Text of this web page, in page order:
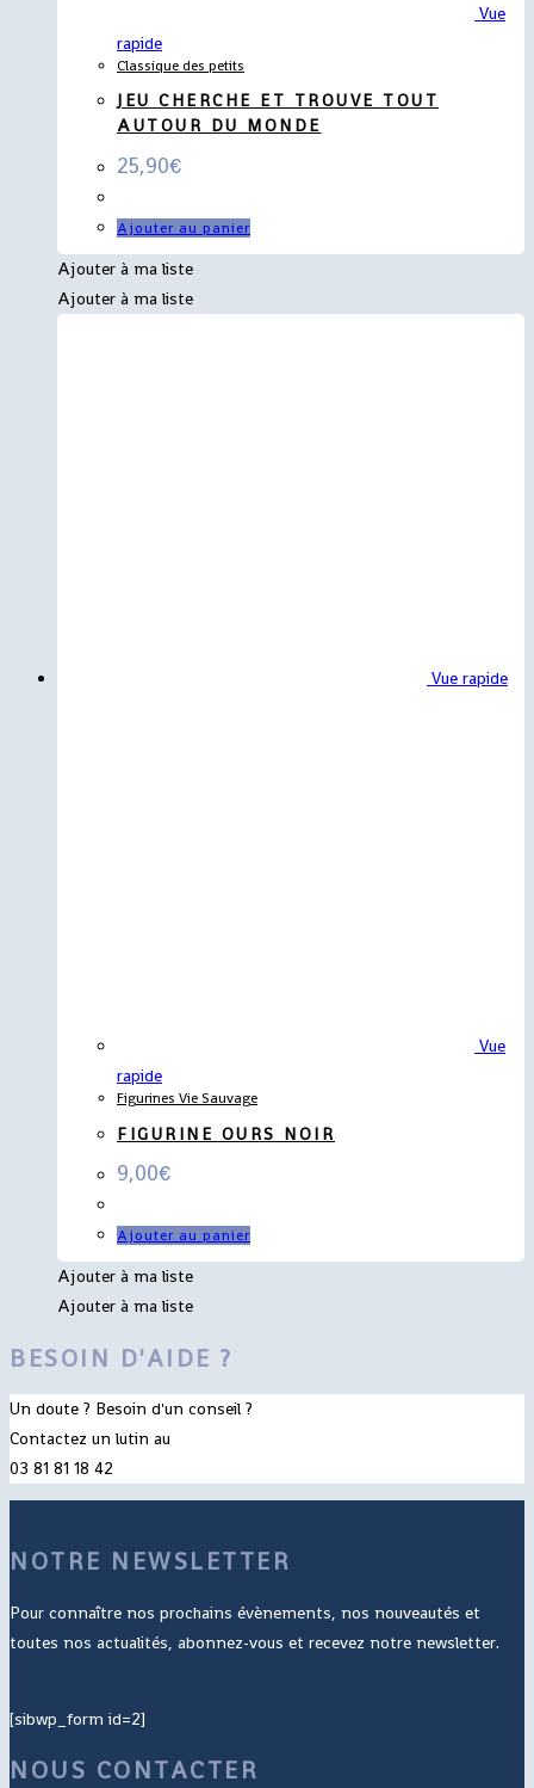
Vue
rapide
Classique des petits
JEU CHERCHE ET TROUVE TOUT
AUTOUR DU MONDE
25,90€
Ajouter au panier
Ajouter à ma liste
Ajouter à ma liste
Vue rapide
Vue
rapide
Figurines Vie Sauvage
FIGURINE OURS NOIR
9,00€
Ajouter au panier
Ajouter à ma liste
Ajouter à ma liste
BESOIN D'AIDE ?
Un doute ? Besoin d'un conseil ?
Contactez un lutin au
03 81 81 18 42
NOTRE NEWSLETTER
Pour connaître nos prochains évènements, nos nouveautés et
toutes nos actualités, abonnez-vous et recevez notre newsletter.
[sibwp_form id=2]
NOUS CONTACTER